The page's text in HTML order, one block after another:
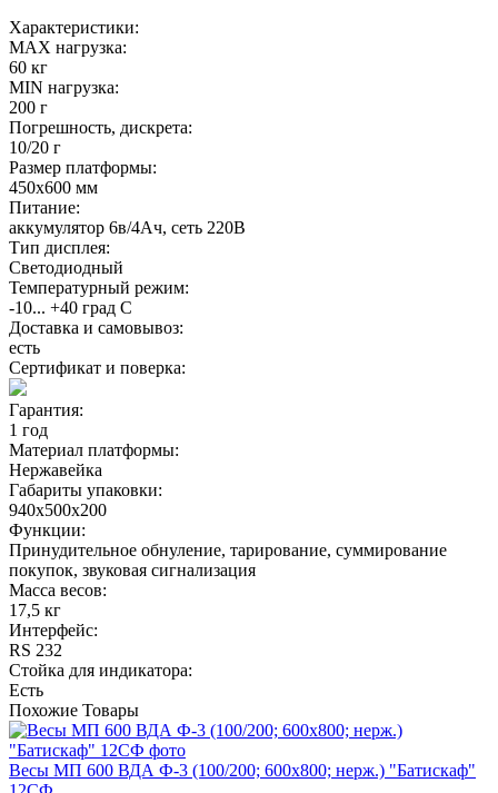
Характеристики:
MAX нагрузка:
60 кг
MIN нагрузка:
200 г
Погрешность, дискрета:
10/20 г
Размер платформы:
450х600 мм
Питание:
аккумулятор 6в/4Ач, сеть 220В
Тип дисплея:
Светодиодный
Температурный режим:
-10... +40 град С
Доставка и самовывоз:
есть
Сертификат и поверка:
Гарантия:
1 год
Материал платформы:
Нержавейка
Габариты упаковки:
940х500х200
Функции:
Принудительное обнуление, тарирование, суммирование
покупок, звуковая сигнализация
Масса весов:
17,5 кг
Интерфейс:
RS 232
Стойка для индикатора:
Есть
Похожие Товары
Весы МП 600 ВДА Ф-3 (100/200; 600х800; нерж.) "Батискаф"